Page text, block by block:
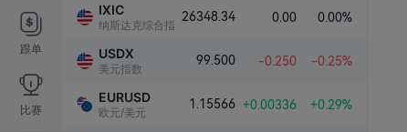
跟单
比赛
IXIC
纳斯达克综合指数
26348.34 0.00 0.00%
USDX
美元指数
99.500 -0.250 -0.25%
EURUSD
欧元/美元
1.15566 +0.00336 +0.29%